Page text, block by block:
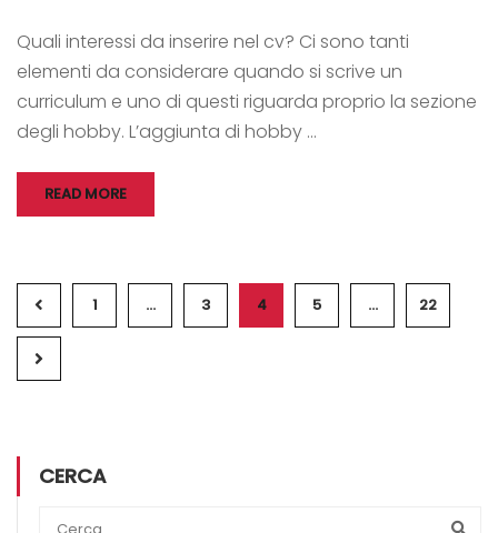
Quali interessi da inserire nel cv? Ci sono tanti
elementi da considerare quando si scrive un
curriculum e uno di questi riguarda proprio la sezione
degli hobby. L’aggiunta di hobby …
READ MORE
1 … 3 4 5 … 22
CERCA